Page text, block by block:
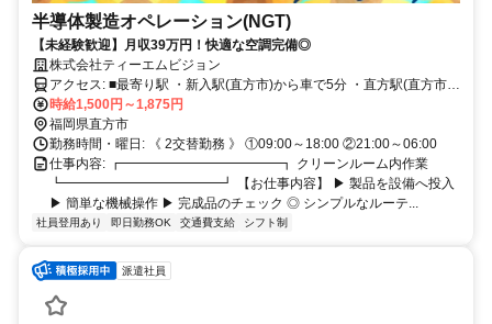
半導体製造オペレーション(NGT)
【未経験歓迎】月収39万円！快適な空調完備◎
株式会社ティーエムビジョン
アクセス: ■最寄り駅 ・新入駅(直方市)から車で5分 ・直方駅(直方市)
から車で8分 ・中間駅(中間市)から車で20分 ・飯塚駅(飯塚市)から車
で30分 ※その他 八幡西区・宮若市・飯塚市・田川市と他多数勤務地
あり。
時給1,500円～1,875円
福岡県直方市
勤務時間・曜日: 《 2交替勤務 》 ①09:00～18:00 ②21:00～06:00
仕事内容: ┏━━━━━━━━━━━━┓ クリーンルーム内作業
┗━━━━━━━━━━━━┛ 【お仕事内容】 ▶ 製品を設備へ投入
▶ 簡単な機械操作 ▶ 完成品のチェック ◎ シンプルなルーテ...
社員登用あり 即日勤務OK 交通費支給 シフト制
派遣社員